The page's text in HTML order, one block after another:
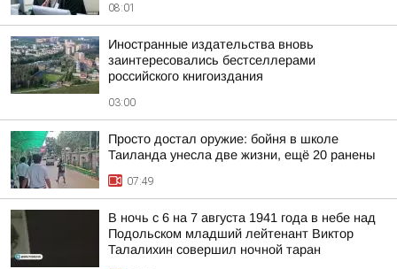
08:01
Иностранные издательства вновь
заинтересовались бестселлерами
российского книгоиздания
03:00
Просто достал оружие: бойня в школе
Таиланда унесла две жизни, ещё 20 ранены
07:49
В ночь с 6 на 7 августа 1941 года в небе над
Подольском младший лейтенант Виктор
Талалихин совершил ночной таран